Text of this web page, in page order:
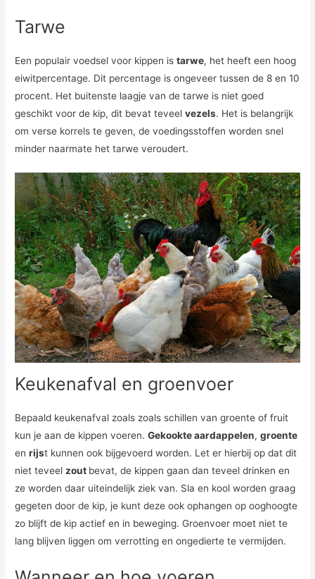
Tarwe
Een populair voedsel voor kippen istarwe, het heeft een hoog
eiwitpercentage. Dit percentage is ongeveer tussen de 8 en 10
procent. Het buitenste laagje van de tarwe is niet goed
geschikt voor de kip, dit bevat teveelvezels. Het is belangrijk
om verse korrels te geven, de voedingsstoffen worden snel
minder naarmate het tarwe veroudert.
Keukenafval en groenvoer
Bepaald keukenafval zoals zoals schillen van groente of fruit
kun je aan de kippen voeren.Gekookte aardappelen,groente
enrijst kunnen ook bijgevoerd worden. Let er hierbij op dat dit
niet teveel zout bevat, de kippen gaan dan teveel drinken en
ze worden daar uiteindelijk ziek van. Sla en kool worden graag
gegeten door de kip, je kunt deze ook ophangen op ooghoogte
zo blijft de kip actief en in beweging. Groenvoer moet niet te
lang blijven liggen om verrotting en ongedierte te vermijden.